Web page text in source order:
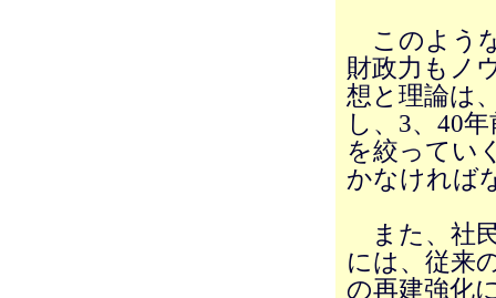
このよう
財政力もノ
想と理論は
し、3、40
を絞ってい
かなければ
また、社
には、従来
の再建強化